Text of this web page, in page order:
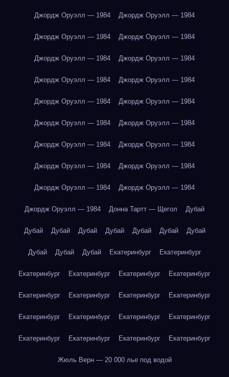
Джордж Оруэлл — 1984 Джордж Оруэлл — 1984
Джордж Оруэлл — 1984 Джордж Оруэлл — 1984
Джордж Оруэлл — 1984 Джордж Оруэлл — 1984
Джордж Оруэлл — 1984 Джордж Оруэлл — 1984
Джордж Оруэлл — 1984 Джордж Оруэлл — 1984
Джордж Оруэлл — 1984 Джордж Оруэлл — 1984
Джордж Оруэлл — 1984 Джордж Оруэлл — 1984
Джордж Оруэлл — 1984 Джордж Оруэлл — 1984
Джордж Оруэлл — 1984 Джордж Оруэлл — 1984
Джордж Оруэлл — 1984 Донна Тартт — Щегол Дубай
Дубай Дубай Дубай Дубай Дубай Дубай Дубай
Дубай Дубай Дубай Екатеринбург Екатеринбург
Екатеринбург Екатеринбург Екатеринбург Екатеринбург
Екатеринбург Екатеринбург Екатеринбург Екатеринбург
Екатеринбург Екатеринбург Екатеринбург Екатеринбург
Екатеринбург Екатеринбург Екатеринбург Екатеринбург
Жюль Верн — 20 000 лье под водой